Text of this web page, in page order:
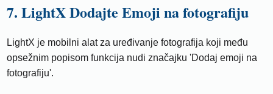
7. LightX Dodajte Emoji na fotografiju
LightX je mobilni alat za uređivanje fotografija koji među
opsežnim popisom funkcija nudi značajku 'Dodaj emoji na
fotografiju'.